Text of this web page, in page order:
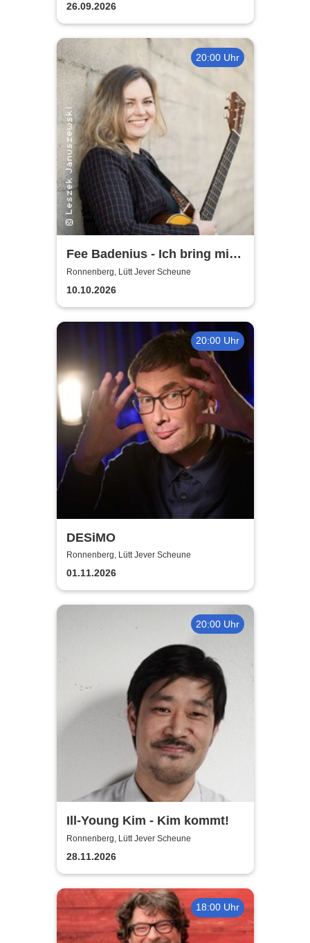
26.09.2026
20:00 Uhr
Fee Badenius - Ich bring mich
ganz groß raus
Ronnenberg, Lütt Jever Scheune
10.10.2026
20:00 Uhr
DESiMO
Ronnenberg, Lütt Jever Scheune
01.11.2026
20:00 Uhr
Ill-Young Kim - Kim kommt!
Ronnenberg, Lütt Jever Scheune
28.11.2026
18:00 Uhr